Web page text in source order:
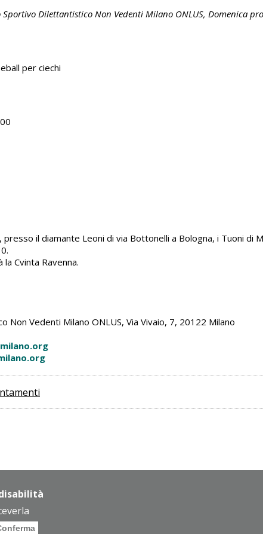
Dilettantistico Non Vedenti Milano ONLUS, Domenica
per ciechi
il diamante Leoni di via Bottonelli a Bologna, i Tuoni di
Cvinta Ravenna.
Non Vedenti Milano ONLUS, Via Vivaio, 7, 20122 Milano